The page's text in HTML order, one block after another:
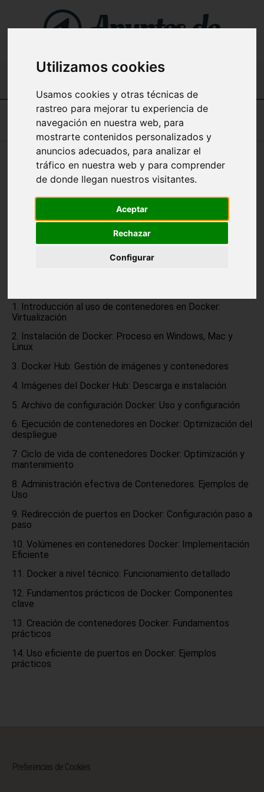
Utilizamos cookies
Usamos cookies y otras técnicas de
rastreo para mejorar tu experiencia de
navegación en nuestra web, para
mostrarte contenidos personalizados y
anuncios adecuados, para analizar el
tráfico en nuestra web y para comprender
de donde llegan nuestros visitantes.
Aceptar
Rechazar
Configurar
Home
Apuntes de Docker (Certificación DCA) en
español
Aprender a utilizar Docker te permitirá crear, distribuir y
ejecutar aplicaciones en cualquier ambiente, ahorrando
tiempo y recursos. Con Docker, podrás aumentar la
eficiencia y flexibilidad de tus proyectos, y garantizar la
portabilidad de tus aplicaciones sin importar el sistema
Introducción al uso de contenedores en Docker:
Virtualización
Instalación de Docker: Proceso en Windows, Mac y
Linux
Docker Hub: Gestión de imágenes y contenedores
Imágenes del Docker Hub: Descarga e instalación
Archivo de configuración Docker: Uso y configuración
Ejecución de contenedores en Docker: Optimización del
despliegue
Ciclo de vida de contenedores Docker: Optimización y
mantenimiento
Administración efectiva de Contenedores: Ejemplos de
Uso
Redirección de puertos en Docker: Configuración paso a
paso
Volúmenes en contenedores Docker: Implementación
Eficiente
Docker a nivel técnico: Funcionamiento detallado
Fundamentos prácticos de Docker: Componentes
clave
Creación de contenedores Docker: Fundamentos
prácticos
Uso eficiente de puertos en Docker: Ejemplos
prácticos
Preferencias de Cookies